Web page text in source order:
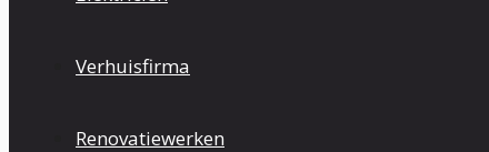
Verhuisfirma
Renovatiewerken